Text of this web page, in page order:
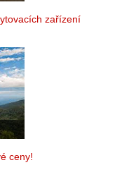
zařízení
ceny!